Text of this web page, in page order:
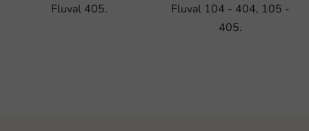
Fluval 405.
Fluval 104 - 404, 105 -
405.